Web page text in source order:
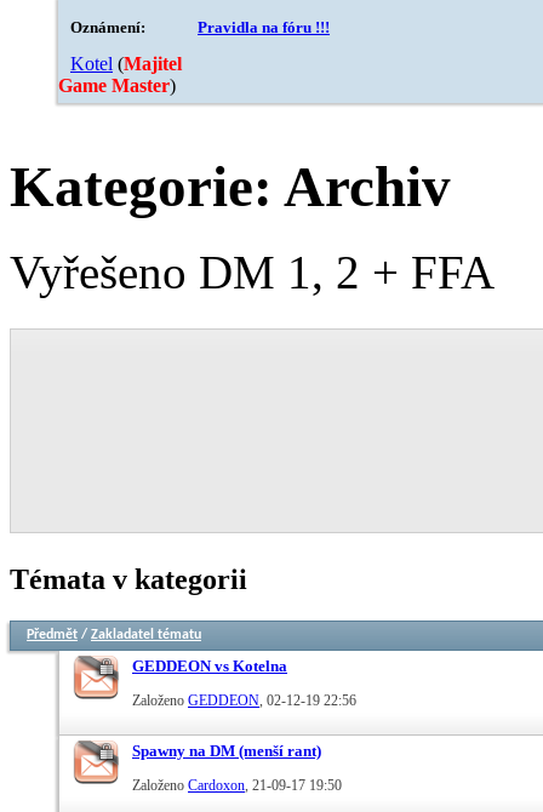
Oznámení: Pravidla na fóru !!!
Kotel ‎(Majitel
Game Master)
Kategorie: Archiv
Vyřešeno DM 1, 2 + FFA
Témata v kategorii
Předmět / Zakladatel tématu
GEDDEON vs Kotelna
Založeno GEDDEON ‎, 02-12-19 22:56
Spawny na DM (menší rant)
Založeno Cardoxon ‎, 21-09-17 19:50